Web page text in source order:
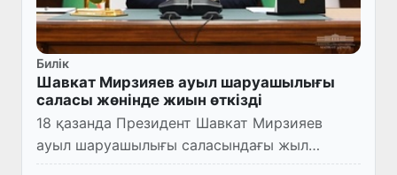
Билік
Шавкат Мирзияев ауыл шаруашылығы
саласы жөнінде жиын өткізді
18 қазанда Президент Шавкат Мирзияев
ауыл шаруашылығы саласындағы жыл
қорытындысы бойынша күтілетін нәтижелер